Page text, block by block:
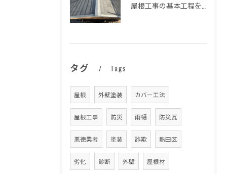
タグ Tags
屋根 外壁塗装 カバー工法
屋根工事 防災 雨樋 防災瓦
悪徳業者 塗装 詐欺 熱田区
劣化 診断 外壁 屋根材